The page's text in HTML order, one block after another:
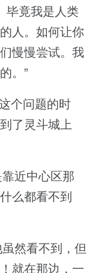
毕竟我是人类
人。如何让你
慢慢尝试。我
。”
个问题的时
了灵斗城上
近中心区那
么都看不到
然看不到，但
就在那边，一